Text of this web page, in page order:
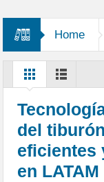
Home
del
eficientes
en LATAM